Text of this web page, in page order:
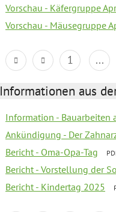
Vorschau - Käfergruppe
Vorschau - Mäusegruppe
1 ...
Informationen aus
Information - Bauarbeiten
Ankündigung - Der
Bericht - Oma-Opa-Tag
Bericht - Vorstellung der
Bericht - Kindertag 2025